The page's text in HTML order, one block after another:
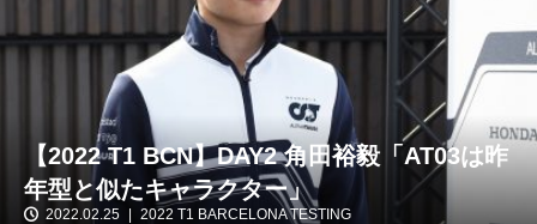
【2022 T1 BCN】DAY2 角田裕毅「AT03は昨
年型と似たキャラクター」
2022.02.25 2022 T1 BARCELONA TESTING